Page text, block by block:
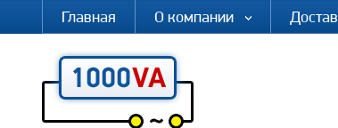
Главная О компании